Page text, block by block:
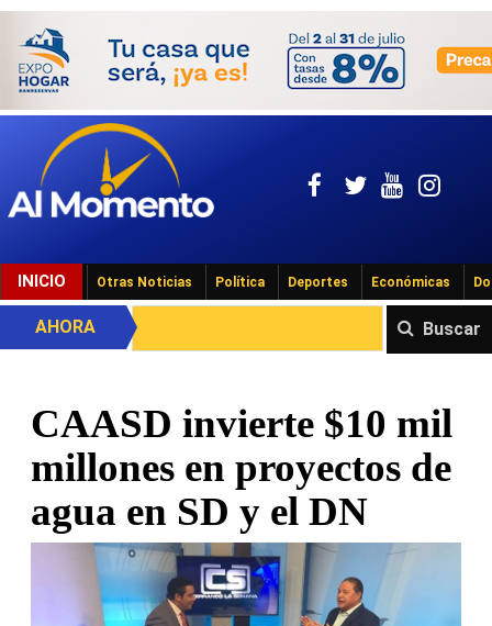
INICIO Otras Noticias Política Deportes Económicas
Buscar
AHORA
CAASD invierte $10 mil
millones en proyectos de
agua en SD y el DN